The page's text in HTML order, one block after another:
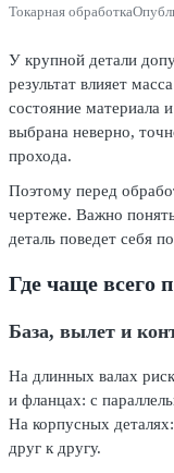
Токарная обработка
У крупной детали
результат влияет
состояние материала
выбрана неверно,
прохода.
Поэтому перед
чертеже. Важно
деталь поведет себя
Где чаще всего
База, вылет и
На длинных валах
и фланцах: с
На корпусных
друг к другу.